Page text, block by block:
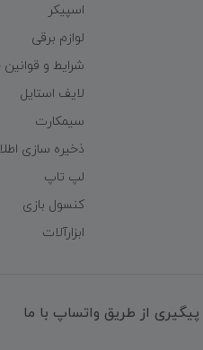
اسپیکر
لوازم برقی
شرایط و قوانین
لایف استایل
سیمکارت
ذخیره سازی
لپ تاپ
کنسول بازی
ابزارآلات
پیگیری از طریق واتساپ با ما